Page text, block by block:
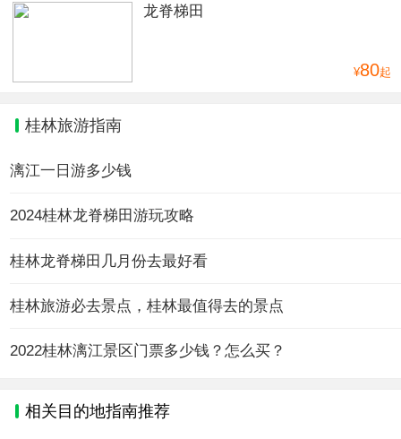
龙脊梯田
¥80起
桂林旅游指南
漓江一日游多少钱
2024桂林龙脊梯田游玩攻略
桂林龙脊梯田几月份去最好看
桂林旅游必去景点，桂林最值得去的景点
2022桂林漓江景区门票多少钱？怎么买？
相关目的地指南推荐